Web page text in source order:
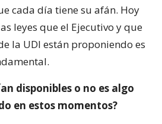
cada día tiene su afán. Hoy
leyes que el Ejecutivo y que
la UDI están proponiendo es
disponibles o no es algo
en estos momentos?